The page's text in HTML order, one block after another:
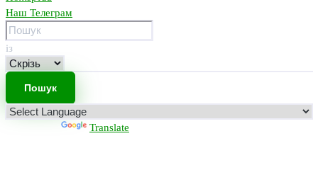
Наш Телеграм
із
Translate